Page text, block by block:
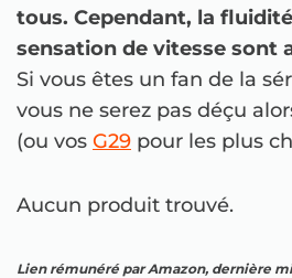
tous. Cependant, la
sensation de vitesse sont
Si vous êtes un fan de la
vous ne serez pas déçu
(ou vos G29 pour les plus
Aucun produit trouvé.
Lien rémunéré par Amazon, dernière